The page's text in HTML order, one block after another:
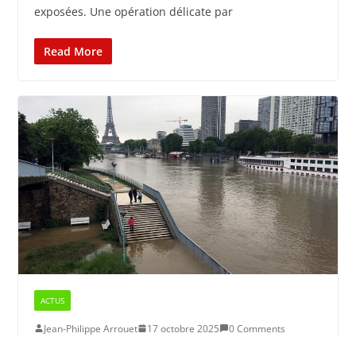
exposées. Une opération délicate par
Read More
ACTUS
Jean-Philippe Arrouet 17 octobre 2025
0 Comments